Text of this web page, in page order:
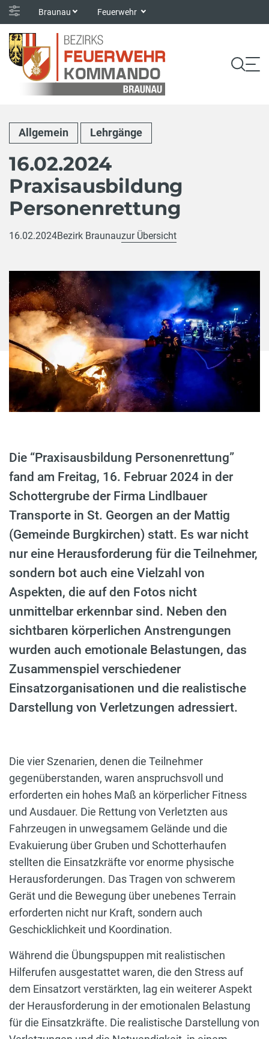
Braunau Feuerwehr
Allgemein Lehrgänge
16.02.2024
Praxisausbildung
Personenrettung
16.02.2024Bezirk Braunauzur Übersicht
Die “Praxisausbildung Personenrettung”
fand am Freitag, 16. Februar 2024 in der
Schottergrube der Firma Lindlbauer
Transporte in St. Georgen an der Mattig
(Gemeinde Burgkirchen) statt. Es war nicht
nur eine Herausforderung für die Teilnehmer,
sondern bot auch eine Vielzahl von
Aspekten, die auf den Fotos nicht
unmittelbar erkennbar sind. Neben den
sichtbaren körperlichen Anstrengungen
wurden auch emotionale Belastungen, das
Zusammenspiel verschiedener
Einsatzorganisationen und die realistische
Darstellung von Verletzungen adressiert.
Die vier Szenarien, denen die Teilnehmer
gegenüberstanden, waren anspruchsvoll und
erforderten ein hohes Maß an körperlicher Fitness
und Ausdauer. Die Rettung von Verletzten aus
Fahrzeugen in unwegsamem Gelände und die
Evakuierung über Gruben und Schotterhaufen
stellten die Einsatzkräfte vor enorme physische
Herausforderungen. Das Tragen von schwerem
Gerät und die Bewegung über unebenes Terrain
erforderten nicht nur Kraft, sondern auch
Geschicklichkeit und Koordination.
Während die Übungspuppen mit realistischen
Hilferufen ausgestattet waren, die den Stress auf
dem Einsatzort verstärkten, lag ein weiterer Aspekt
der Herausforderung in der emotionalen Belastung
für die Einsatzkräfte. Die realistische Darstellung von